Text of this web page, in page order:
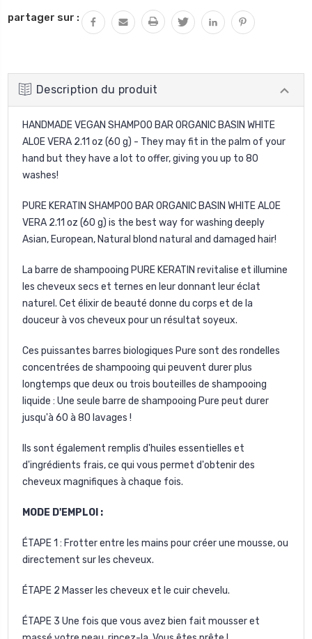
:QUANTITÉ
partager sur :
Description du produit
HANDMADE VEGAN SHAMPOO BAR ORGANIC BASIN WHITE
ALOE VERA 2.11 oz (60 g) - They may fit in the palm of your
hand but they have a lot to offer, giving you up to 80
washes!
PURE KERATIN SHAMPOO BAR ORGANIC BASIN WHITE ALOE
VERA 2.11 oz (60 g) is the best way for washing deeply
Asian, European, Natural blond natural and damaged hair!
La barre de shampooing PURE KERATIN revitalise et illumine
les cheveux secs et ternes en leur donnant leur éclat
naturel. Cet élixir de beauté donne du corps et de la
douceur à vos cheveux pour un résultat soyeux.
Ces puissantes barres biologiques Pure sont des rondelles
concentrées de shampooing qui peuvent durer plus
longtemps que deux ou trois bouteilles de shampooing
liquide : Une seule barre de shampooing Pure peut durer
jusqu'à 60 à 80 lavages !
Ils sont également remplis d'huiles essentielles et
d'ingrédients frais, ce qui vous permet d'obtenir des
cheveux magnifiques à chaque fois.
MODE D'EMPLOI :
ÉTAPE 1 : Frotter entre les mains pour créer une mousse, ou
directement sur les cheveux.
ÉTAPE 2 Masser les cheveux et le cuir chevelu.
ÉTAPE 3 Une fois que vous avez bien fait mousser et